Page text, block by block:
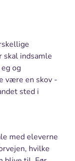
indsamle
og
være en skov -
sted i
med eleverne
hvilke